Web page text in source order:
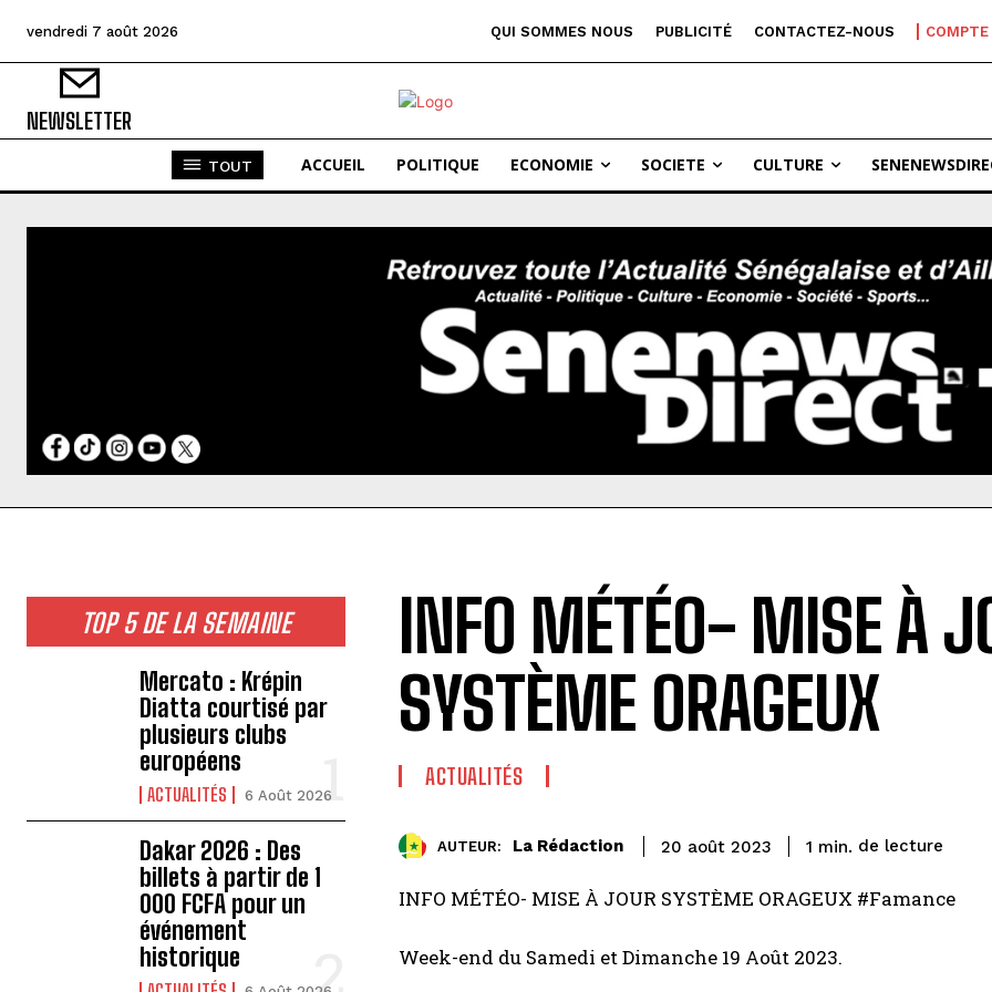
vendredi 7 août 2026 QUI SOMMES NOUS PUBLICITÉ CONTACTEZ-NOUS COMPTE
NEWSLETTER
TOUT ACCUEIL POLITIQUE ECONOMIE SOCIETE CULTURE
TOP 5 DE LA SEMAINE
Mercato : Krépin
Diatta courtisé par
plusieurs clubs
européens
ACTUALITÉS 6 Août 2026
Dakar 2026 : Des
billets à partir de 1
000 FCFA pour un
événement
historique
INFO MÉTÉO- MISE À
SYSTÈME ORAGEUX
ACTUALITÉS
AUTEUR: La Rédaction 20 août 2023 1 min. de lecture
INFO MÉTÉO- MISE À JOUR SYSTÈME ORAGEUX #Famance
Week-end du Samedi et Dimanche 19 Août 2023.